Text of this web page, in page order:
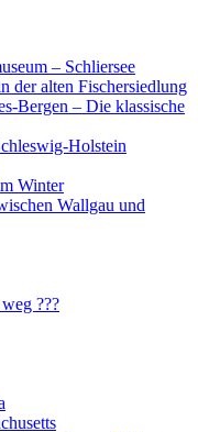
– Schliersee
der alten Fischersiedlung
Bergen – Die klassische
Holstein
Winter
Wallgau und
???